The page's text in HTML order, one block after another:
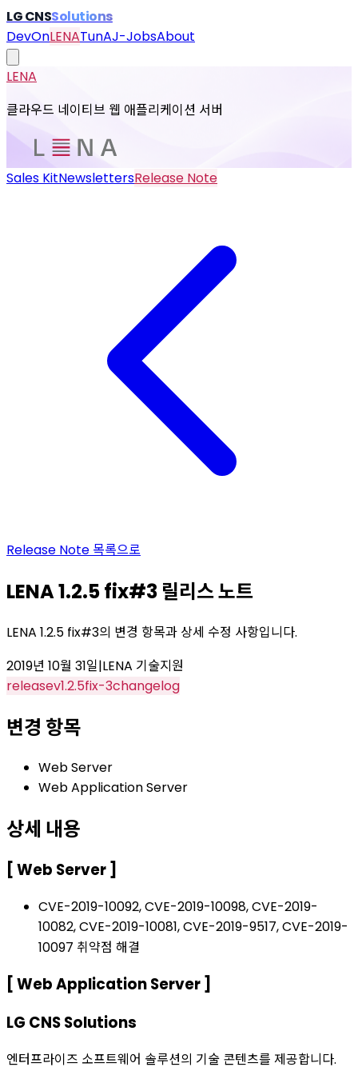
LG CNSSolutions
DevOnLENATunAJ-JobsAbout
LENA
클라우드 네이티브 웹 애플리케이션 서버
Sales KitNewslettersRelease Note
Release Note 목록으로
LENA 1.2.5 fix#3 릴리스 노트
LENA 1.2.5 fix#3의 변경 항목과 상세 수정 사항입니다.
2019년 10월 31일|LENA 기술지원
releasev1.2.5fix-3changelog
변경 항목
Web Server
Web Application Server
상세 내용
[ Web Server ]
CVE-2019-10092, CVE-2019-10098, CVE-2019-
10082, CVE-2019-10081, CVE-2019-9517, CVE-2019-
10097 취약점 해결
[ Web Application Server ]
LG CNS Solutions
엔터프라이즈 소프트웨어 솔루션의 기술 콘텐츠를 제공합니다.